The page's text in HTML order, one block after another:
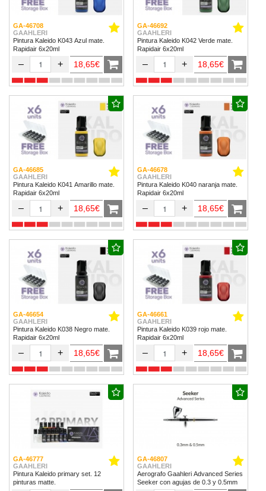
GA-46708
GAAHLERI
Pintura Kaleido K043 Azul mate.
Rapidair 6x20ml
– + 18,65€
GA-46692
GAAHLERI
Pintura Kaleido K042 Verde mate.
Rapidair 6x20ml
– + 18,65€
GA-46685
GAAHLERI
Pintura Kaleido K041 Amarillo mate.
Rapidair 6x20ml
– + 18,65€
GA-46678
GAAHLERI
Pintura Kaleido K040 naranja mate.
Rapidair 6x20ml
– + 18,65€
GA-46654
GAAHLERI
Pintura Kaleido K038 Negro mate.
Rapidair 6x20ml
– + 18,65€
GA-46661
GAAHLERI
Pintura Kaleido K039 rojo mate.
Rapidair 6x20ml
– + 18,65€
GA-46777
GAAHLERI
Pintura Kaleido primary set. 12
pinturas matte.
GA-46807
GAAHLERI
Aerografo Gaahleri Advanced Series
Seeker con agujas de 0.3 y 0.5mm